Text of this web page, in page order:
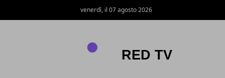
venerdì, il 07 agosto 2026